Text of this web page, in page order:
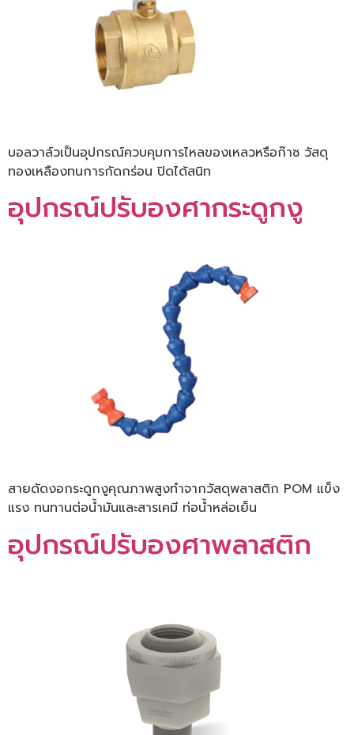
บอลวาล์วเป็นอุปกรณ์ควบคุมการไหลของเหลวหรือก๊าซ วัสดุ
ทองเหลืองทนการกัดกร่อน ปิดได้สนิท
อุปกรณ์ปรับองศากระดูกงู
สายดัดงอกระดูกงูคุณภาพสูงทำจากวัสดุพลาสติก POM แข็ง
แรง ทนทานต่อน้ำมันและสารเคมี ท่อน้ำหล่อเย็น
อุปกรณ์ปรับองศาพลาสติก